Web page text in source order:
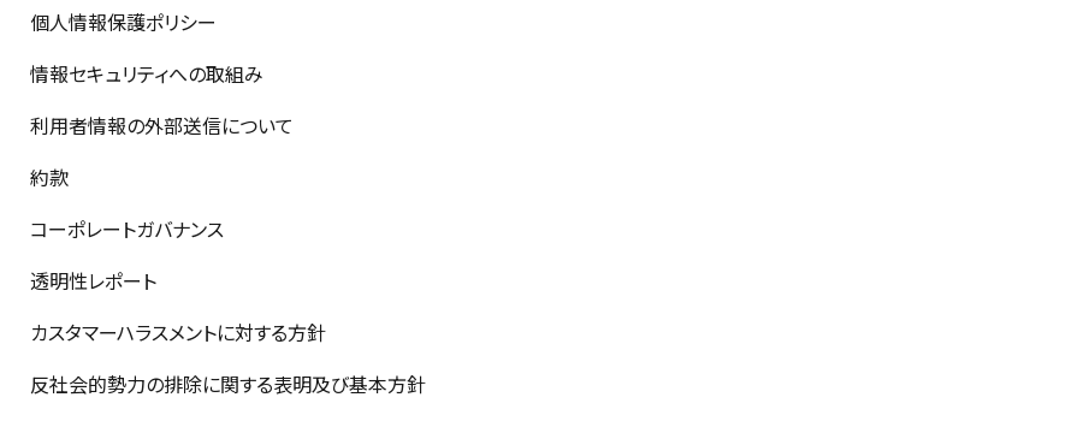
個人情報保護ポリシー
情報セキュリティへの取組み
利用者情報の外部送信について
約款
コーポレートガバナンス
透明性レポート
カスタマーハラスメントに対する方針
反社会的勢力の排除に関する表明及び基本方針